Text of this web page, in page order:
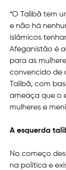
“O Talibã tem
e não há
islâmicos
Afeganistão é
para as
convencido de
Talibã, com
ameaça que o
mulheres e
A esquerda
No começo
na política e